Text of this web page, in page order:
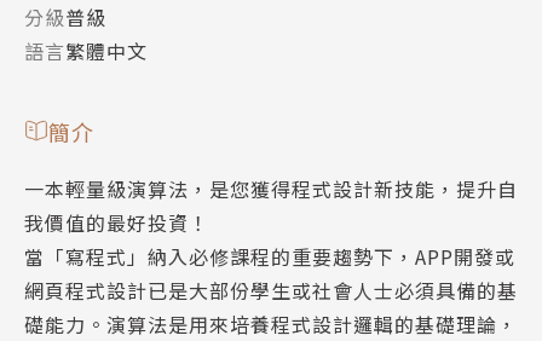
分級普級
語言繁體中文
簡介
一本輕量級演算法，是您獲得程式設計新技能，提升自
我價值的最好投資！
當「寫程式」納入必修課程的重要趨勢下，APP開發或
網頁程式設計已是大部份學生或社會人士必須具備的基
礎能力。演算法是用來培養程式設計邏輯的基礎理論，